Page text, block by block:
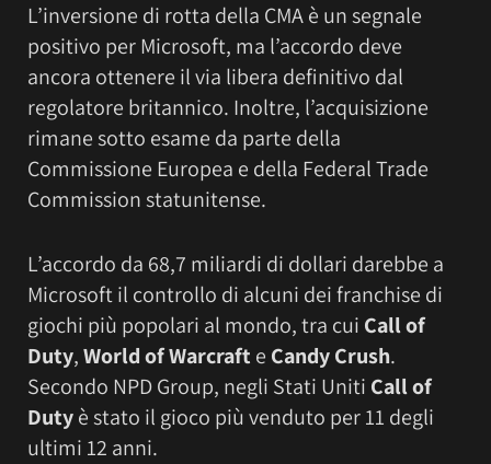
L’inversione di rotta della CMA è un segnale
positivo per Microsoft, ma l’accordo deve
ancora ottenere il via libera definitivo dal
regolatore britannico. Inoltre, l’acquisizione
rimane sotto esame da parte della
Commissione Europea e della Federal Trade
Commission statunitense.
L’accordo da 68,7 miliardi di dollari darebbe a
Microsoft il controllo di alcuni dei franchise di
giochi più popolari al mondo, tra cui Call of
Duty,World of Warcraft e Candy Crush.
Secondo NPD Group, negli Stati Uniti Call of
Dutyè stato il gioco più venduto per 11 degli
ultimi 12 anni.